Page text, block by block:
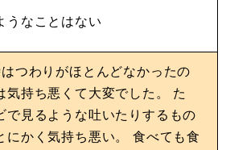
うなことはない
つわりがほとんどなかったの
気持ち悪くて大変でした。 た
で見るような吐いたりするもの
にかく気持ち悪い。 食べても食